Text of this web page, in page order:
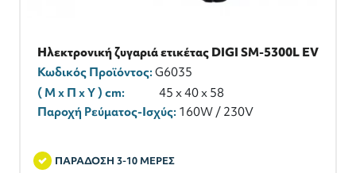
Ηλεκτρονική ζυγαριά ετικέτας DIGI SM-5300L EV
Κωδικός Προϊόντος:G6035
( M x Π x Y ) cm:
45 x 40 x 58
Παροχή Ρεύματος-Ισχύς: 160W / 230V
ΠΑΡΑΔΟΣΗ 3-10 ΜΕΡΕΣ